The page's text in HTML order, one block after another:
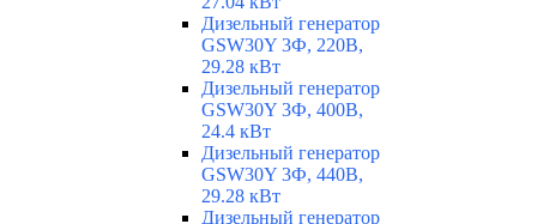
Дизельный генератор
GSW30Y 3Ф, 220В,
29.28 кВт
Дизельный генератор
GSW30Y 3Ф, 400В,
24.4 кВт
Дизельный генератор
GSW30Y 3Ф, 440В,
29.28 кВт
Дизельный генератор